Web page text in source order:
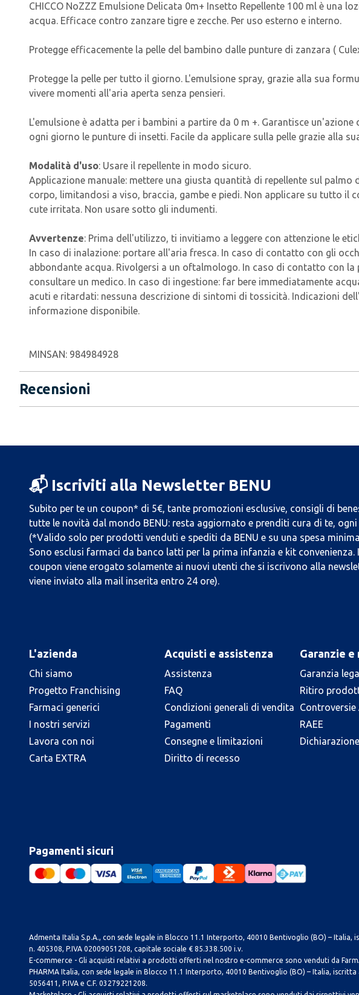
CHICCO NoZZZ Emulsione Delicata 0m+ Insetto Repellente 100 ml è una
acqua. Efficace contro zanzare tigre e zecche. Per uso esterno e interno.
Protegge efficacemente la pelle del bambino dalle punture di zanzara (
Protegge la pelle per tutto il giorno. L'emulsione spray, grazie alla sua
vivere momenti all'aria aperta senza pensieri.
L'emulsione è adatta per i bambini a partire da 0 m +. Garantisce
ogni giorno le punture di insetti. Facile da applicare sulla pelle grazie alla
Modalità d'uso: Usare il repellente in modo sicuro.
Applicazione manuale: mettere una giusta quantità di repellente sul
corpo, limitandosi a viso, braccia, gambe e piedi. Non applicare su tutto il
cute irritata. Non usare sotto gli indumenti.
Avvertenze: Prima dell'utilizzo, ti invitiamo a leggere con attenzione le
In caso di inalazione: portare all'aria fresca. In caso di contatto con gli
abbondante acqua. Rivolgersi a un oftalmologo. In caso di contatto con
consultare un medico. In caso di ingestione: far bere immediatamente
acuti e ritardati: nessuna descrizione di sintomi di tossicità. Indicazioni
informazione disponibile.
MINSAN: 984984928
Recensioni
📬 Iscriviti alla Newsletter BENU
Subito per te un coupon* di 5€, tante promozioni esclusive, consigli di
tutte le novità dal mondo BENU: resta aggiornato e prenditi cura di te,
(*Valido solo per prodotti venduti e spediti da BENU e su una spesa
Sono esclusi farmaci da banco latti per la prima infanzia e kit convenienza.
coupon viene erogato solamente ai nuovi utenti che si iscrivono alla
viene inviato alla mail inserita entro 24 ore).
L'azienda
Chi siamo
Progetto Franchising
Farmaci generici
I nostri servizi
Lavora con noi
Carta EXTRA
Acquisti e assistenza
Assistenza
FAQ
Condizioni generali di vendita
Pagamenti
Consegne e limitazioni
Diritto di recesso
Garanzie
Garanzia
Ritiro
Controversie
RAEE
Pagamenti sicuri
Admenta Italia S.p.A., con sede legale in Blocco 11.1 Interporto, 40010 Bentivoglio (BO) – Italia,
n. 405308, P.IVA 02009051208, capitale sociale € 85.338.500 i.v.
E-commerce - Gli acquisti relativi a prodotti offerti nel nostro e-commerce sono venduti da
PHARMA Italia, con sede legale in Blocco 11.1 Interporto, 40010 Bentivoglio (BO) – Italia, iscritta
5056411, P.IVA e C.F. 03279221208.